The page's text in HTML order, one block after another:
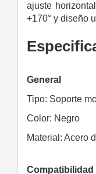
ajuste
+170° y diseño
General
Tipo: Soporte
Color: Negro
Material: Acero
Compatibilidad